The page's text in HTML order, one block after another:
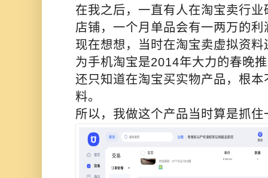
在我之后，一直有人在淘宝卖行
店铺，一个月单品会有一两万的利
现在想想，当时在淘宝卖虚拟资
为手机淘宝是2014年大力的春晚
还只知道在淘宝买实物产品，根
料。
所以，我做这个产品当时算是抓住